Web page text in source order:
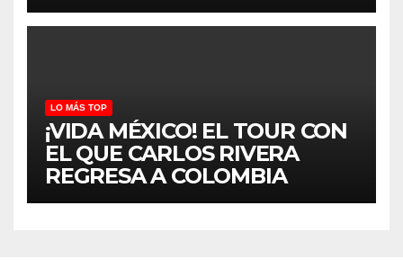
LO MÁS TOP
¡VIDA MÉXICO! EL TOUR CON
EL QUE CARLOS RIVERA
REGRESA A COLOMBIA